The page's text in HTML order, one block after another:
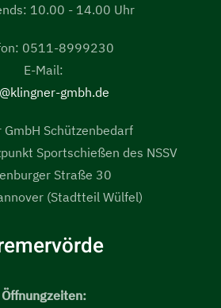
10.00 - 14.00 Uhr
0511-8999230
E-Mail:
gmbh.de
GmbH Schützenbedarf
Sportschießen des NSSV
Straße 30
(Stadtteil Wülfel)
Öffnungzeiten: